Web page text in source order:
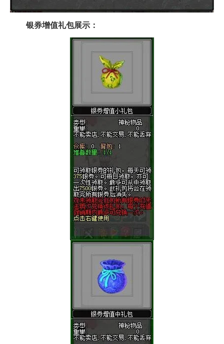
银券增值礼包展示：